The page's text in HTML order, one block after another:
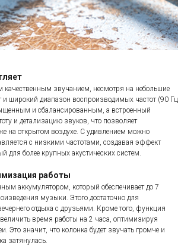
качественным звучанием, несмотря на небольшие
широкий диапазон воспроизводимых частот (90 Гц
и сбалансированным, а встроенный
и детализацию звуков, что позволяет
на открытом воздухе. С удивлением можно
с низкими частотами, создавая эффект
для более крупных акустических систем.
работы
аккумулятором, который обеспечивает до 7
музыки. Этого достаточно для
отдыха с друзьями. Кроме того, функция
время работы на 2 часа, оптимизируя
Это значит, что колонка будет звучать громче и
затянулась.